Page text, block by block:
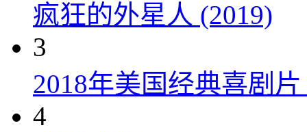
疯狂的外星人 (2019)
3
2018年美国经典喜剧
4